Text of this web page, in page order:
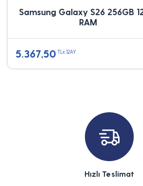
Samsung Galaxy S26 256GB
RAM
5.367,50 TLx 12AY
Hızlı Teslimat